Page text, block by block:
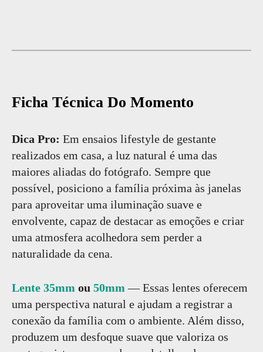
Ficha Técnica Do Momento
Dica Pro: Em ensaios lifestyle de gestante
realizados em casa, a luz natural é uma das
maiores aliadas do fotógrafo. Sempre que
possível, posiciono a família próxima às janelas
para aproveitar uma iluminação suave e
envolvente, capaz de destacar as emoções e criar
uma atmosfera acolhedora sem perder a
naturalidade da cena.
Lente 35mm ou 50mm — Essas lentes oferecem
uma perspectiva natural e ajudam a registrar a
conexão da família com o ambiente. Além disso,
produzem um desfoque suave que valoriza os